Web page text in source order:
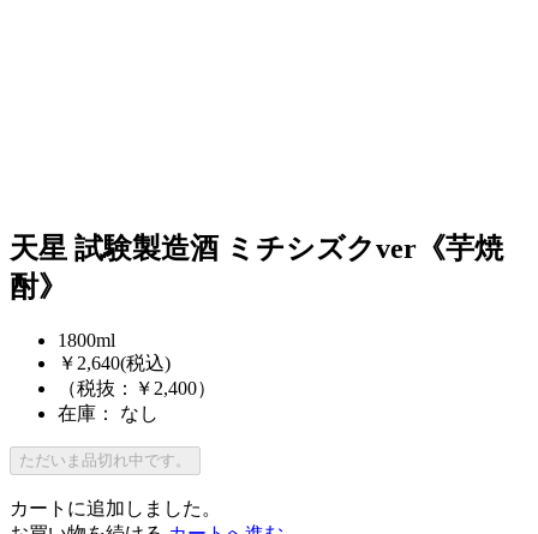
天星 試験製造酒 ミチシズクver《芋焼
酎》
1800ml
￥2,640(税込)
（税抜：￥2,400）
在庫： なし
ただいま品切れ中です。
カートに追加しました。